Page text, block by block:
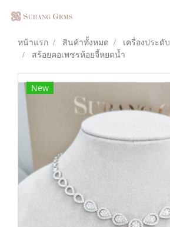
หน้าแรก สินค้าทั้งหมด เครื่องประดับ
สร้อยคอเพชรห้อยจี้หยดน้ำ
New